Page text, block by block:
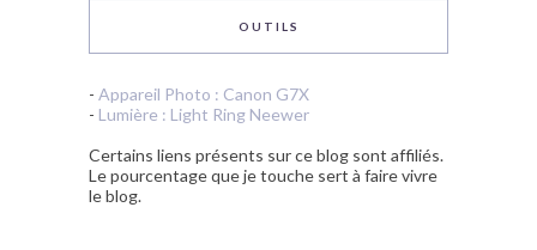
OUTILS
- Appareil Photo : Canon G7X
- Lumière : Light Ring Neewer
Certains liens présents sur ce blog sont affiliés.
Le pourcentage que je touche sert à faire vivre
le blog.